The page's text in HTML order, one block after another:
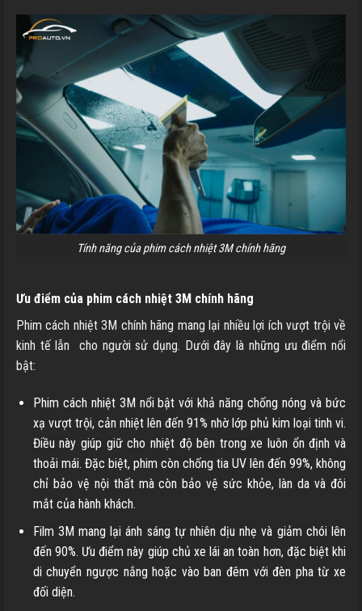
Tính năng của phim cách nhiệt 3M chính hãng
Ưu điểm của phim cách nhiệt 3M chính hãng
Phim cách nhiệt 3M chính hãng mang lại nhiều lợi ích vượt trội về
kinh tế lẫn cho người sử dụng. Dưới đây là những ưu điểm nổi
bật:
Phim cách nhiệt 3M nổi bật với khả năng chống nóng và bức
xạ vượt trội, cản nhiệt lên đến 91% nhờ lớp phủ kim loại tinh vi.
Điều này giúp giữ cho nhiệt độ bên trong xe luôn ổn định và
thoải mái. Đặc biệt, phim còn chống tia UV lên đến 99%, không
chỉ bảo vệ nội thất mà còn bảo vệ sức khỏe, làn da và đôi
mắt của hành khách.
Film 3M mang lại ánh sáng tự nhiên dịu nhẹ và giảm chói lên
đến 90%. Ưu điểm này giúp chủ xe lái an toàn hơn, đặc biệt khi
di chuyển ngược nắng hoặc vào ban đêm với đèn pha từ xe
đối diện.